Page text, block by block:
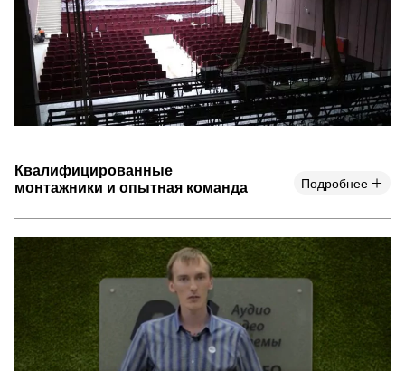
Квалифицированные
монтажники и опытная команда
Подробнее